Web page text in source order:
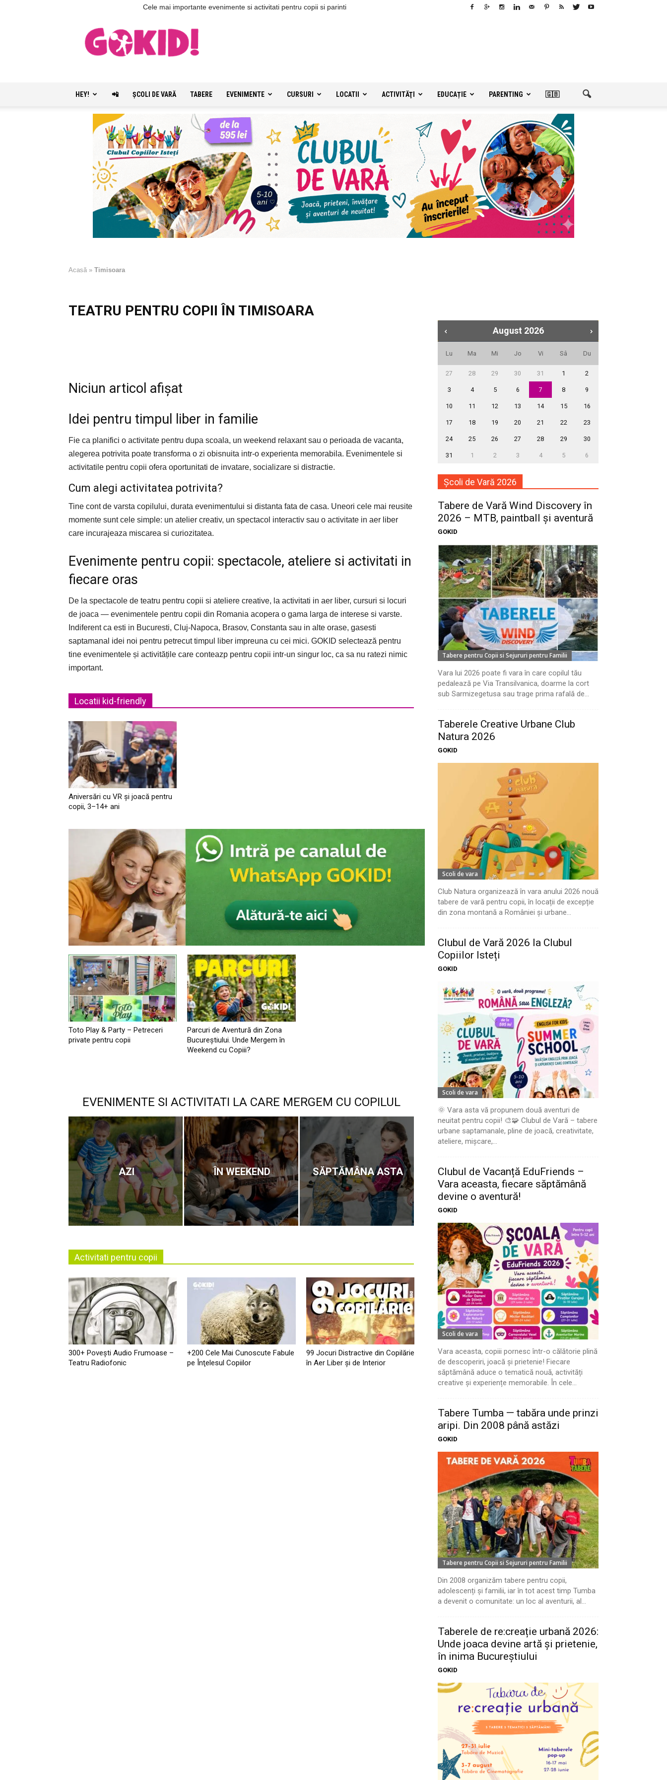
Cele mai importante evenimente si activitati pentru copii si parinti
HEY! 📲 ŞCOLI DE VARĂ TABERE EVENIMENTE CURSURI LOCATII ACTIVITĂŢI EDUCAȚIE PARENTING 🇬🇧
Acasă » Timisoara
TEATRU PENTRU COPII ÎN TIMISOARA
Niciun articol afișat
Idei pentru timpul liber in familie
Fie ca planifici o activitate pentru dupa scoala, un weekend relaxant sau o perioada de vacanta,
alegerea potrivita poate transforma o zi obisnuita intr-o experienta memorabila. Evenimentele si
activitatile pentru copii ofera oportunitati de invatare, socializare si distractie.
Cum alegi activitatea potrivita?
Tine cont de varsta copilului, durata evenimentului si distanta fata de casa. Uneori cele mai reusite
momente sunt cele simple: un atelier creativ, un spectacol interactiv sau o activitate in aer liber
care incurajeaza miscarea si curiozitatea.
Evenimente pentru copii: spectacole, ateliere si activitati in
fiecare oras
De la spectacole de teatru pentru copii si ateliere creative, la activitati in aer liber, cursuri si locuri
de joaca — evenimentele pentru copii din Romania acopera o gama larga de interese si varste.
Indiferent ca esti in Bucuresti, Cluj-Napoca, Brasov, Constanta sau in alte orase, gasesti
saptamanal idei noi pentru petrecut timpul liber impreuna cu cei mici. GOKID selectează pentru
tine evenimentele și activitățile care conteazp pentru copii intr-un singur loc, ca sa nu ratezi nimic
important.
Locatii kid-friendly
Aniversări cu VR și joacă pentru
copii, 3–14+ ani
Toto Play & Party – Petreceri
private pentru copii
Parcuri de Aventură din Zona
Bucureştiului. Unde Mergem în
Weekend cu Copiii?
EVENIMENTE SI ACTIVITATI LA CARE MERGEM CU COPILUL
AZI ÎN WEEKEND SĂPTĂMÂNA ASTA
Activitati pentru copii
300+ Povești Audio Frumoase –
Teatru Radiofonic
+200 Cele Mai Cunoscute Fabule
pe Înţelesul Copiilor
99 Jocuri Distractive din Copilărie
în Aer Liber şi de Interior
August 2026
Lu Ma Mi Jo Vi Sâ Du
27 28 29 30 31 1 2
3 4 5 6 7 8 9
10 11 12 13 14 15 16
17 18 19 20 21 22 23
24 25 26 27 28 29 30
31 1 2 3 4 5 6
Școli de Vară 2026
Tabere de Vară Wind Discovery în
2026 – MTB, paintball și aventură
GOKID
Tabere pentru Copii si Sejururi pentru Familii
Vara lui 2026 poate fi vara în care copilul tău
pedalează pe Via Transilvanica, doarme la cort
sub Sarmizegetusa sau trage prima rafală de...
Taberele Creative Urbane Club
Natura 2026
GOKID
Scoli de vara
Club Natura organizează în vara anului 2026 nouă
tabere de vară pentru copii, în locații de excepție
din zona montană a României și urbane...
Clubul de Vară 2026 la Clubul
Copiilor Isteți
GOKID
Scoli de vara
🌞 Vara asta vă propunem două aventuri de
neuitat pentru copii! 🎨🧩 Clubul de Vară – tabere
urbane saptamanale, pline de joacă, creativitate,
ateliere, mișcare,...
Clubul de Vacanță EduFriends –
Vara aceasta, fiecare săptămână
devine o aventură!
GOKID
Scoli de vara
Vara aceasta, copiii pornesc într-o călătorie plină
de descoperiri, joacă și prietenie! Fiecare
săptămână aduce o tematică nouă, activități
creative și experiențe memorabile. În cele...
Tabere Tumba — tabăra unde prinzi
aripi. Din 2008 până astăzi
GOKID
Tabere pentru Copii si Sejururi pentru Familii
Din 2008 organizăm tabere pentru copii,
adolescenți și familii, iar în tot acest timp Tumba
a devenit o comunitate: un loc al aventurii, al...
Taberele de re:creație urbană 2026:
Unde joaca devine artă și prietenie,
în inima Bucureștiului
GOKID